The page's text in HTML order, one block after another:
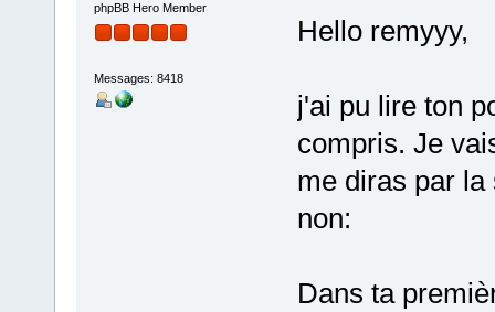
phpBB Hero Member
Messages: 8418
Hello remyyy,
j'ai pu lire ton
compris. Je
me diras par la
non:
Dans ta